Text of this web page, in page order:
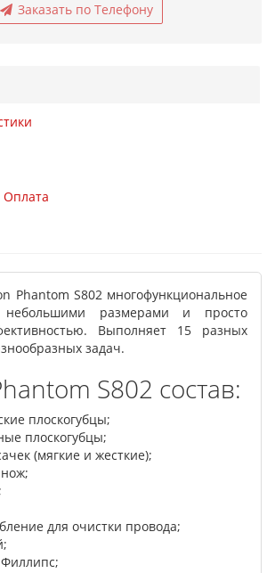
Заказать по Телефону
Оплата
Phantom S802 многофункциональное
небольшими размерами и просто
Выполняет 15 разных
задач.
S802 состав:
плоскогубцы;
плоскогубцы;
(мягкие и жесткие);
для очистки провода;